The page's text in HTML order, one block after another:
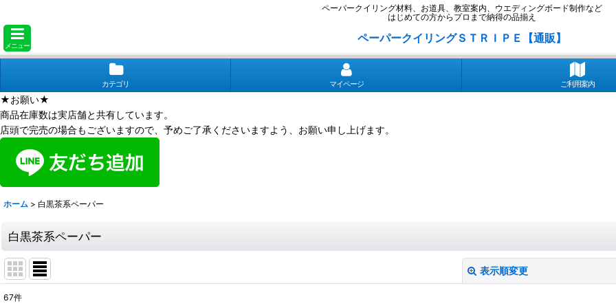
ペーパークイリング材料、お道具、教室案内、ウエディングボード制作など
はじめての方からプロまで納得の品揃え
メニュー
ペーパークイリングＳＴＲＩＰＥ【通販】
カテゴリ マイページ ご利用案内
★お願い★
商品在庫数は実店舗と共有しています。
店頭で完売の場合もございますので、予めご了承くださいますよう、お願い申し上げます。
ホーム > 白黒茶系ペーパー
白黒茶系ペーパー
表示順変更
67件